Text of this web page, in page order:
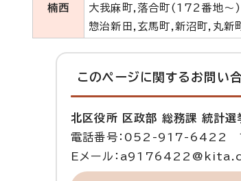
楠西
大我麻町,落合町(172番地～
惣治新田,玄馬町,新沼町,丸
このページに関する お問い
北区役所 区政部 総務課 統計選
電話番号：052-917-6422
Eメール：